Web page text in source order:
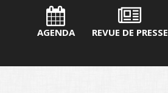
AGENDA REVUE DE PRESSE